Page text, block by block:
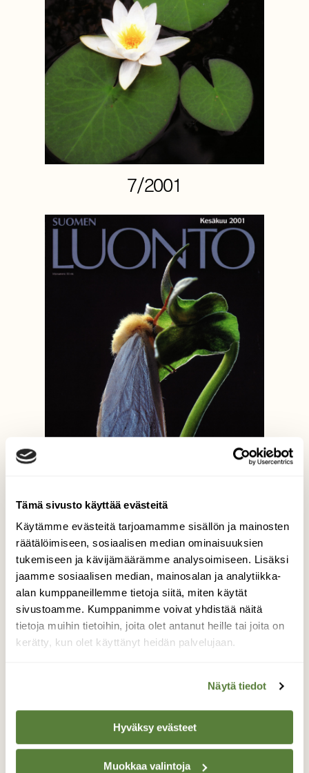
Tämä sivusto käyttää evästeitä
Käytämme evästeitä tarjoamamme sisällön ja mainosten
räätälöimiseen, sosiaalisen median ominaisuuksien
tukemiseen ja kävijämäärämme analysoimiseen. Lisäksi
jaamme sosiaalisen median, mainosalan ja analytiikka-
alan kumppaneillemme tietoja siitä, miten käytät
sivustoamme. Kumppanimme voivat yhdistää näitä
tietoja muihin tietoihin, joita olet antanut heille tai joita on
kerätty, kun olet käyttänyt heidän palvelujaan.
Näytä tiedot
Hyväksy evästeet
Muokkaa valintoja
7/2001
6/2001